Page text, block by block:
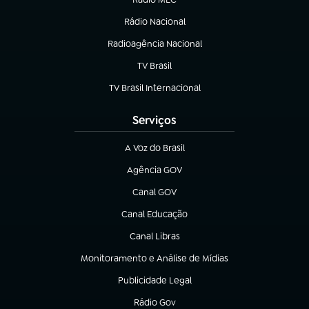
Rádio Nacional
(abre em nova aba)
Radioagência Nacional
(abre em nova aba)
TV Brasil
(abre em nova aba)
TV Brasil Internacional
(abre em nova aba)
Serviços
A Voz do Brasil
(abre em nova aba)
Agência GOV
(abre em nova aba)
Canal GOV
(abre em nova aba)
Canal Educação
(abre em nova aba)
Canal Libras
(abre em nova aba)
Monitoramento e Análise de Mídias
(abre em nova aba)
Publicidade Legal
(abre em nova aba)
Rádio Gov